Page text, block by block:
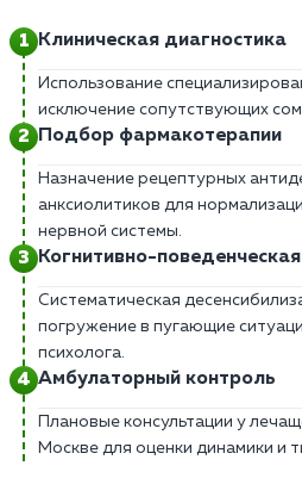
Клиническая диагностика
Использование
исключение сопутствующих
Подбор фармакотерапии
Назначение рецептурных
анксиолитиков для
нервной системы.
Когнитивно-
Систематическая
погружение в пугающие
психолога.
Амбулаторный контроль
Плановые консультации у
Москве для оценки динамики и